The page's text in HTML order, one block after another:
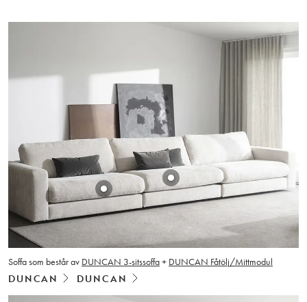
Soffa som består av DUNCAN 3-sitssoffa+ DUNCAN Fåtölj/Mittmodul
DUNCAN DUNCAN